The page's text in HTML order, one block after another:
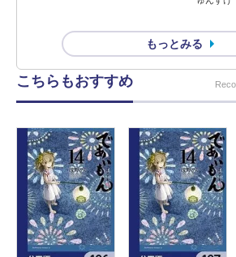
もっとみる
こちらもおすすめ